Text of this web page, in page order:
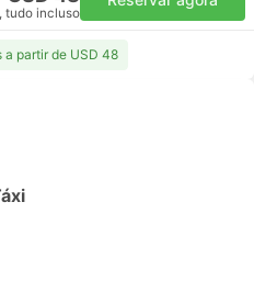
tudo incluso
a partir de USD 48